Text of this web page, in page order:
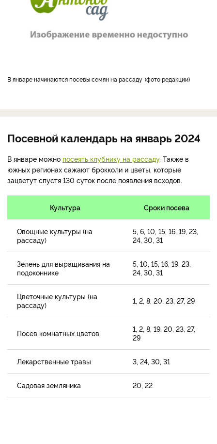
В январе начинаются посевы семян на рассаду фото редакции
Посевной календарь на январь 2024
В январе можно посеять клубнику на рассаду. Также в
южных регионах сажают брокколи и цветы, которые
зацветут спустя 130 суток после появления всходов.
Культура Сроки посева
Овощные культуры (на
рассаду)
5, 6, 10, 15, 16, 19, 23,
24, 30, 31
Зелень для выращивания на
подоконнике
5, 10, 15, 16, 19, 23,
24, 30, 31
Цветочные культуры (на
рассаду)
1, 2, 8, 20, 23, 27, 29
Посев комнатных цветов
1, 2, 8, 19, 20, 23, 27,
29
Лекарственные травы 3, 24, 30, 31
Садовая земляника 20, 22